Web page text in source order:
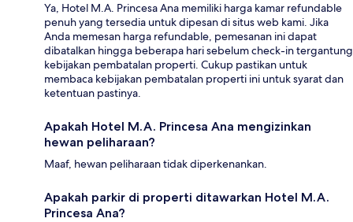
Ya, Hotel M.A. Princesa Ana memiliki harga kamar refundable
penuh yang tersedia untuk dipesan di situs web kami. Jika
Anda memesan harga refundable, pemesanan ini dapat
dibatalkan hingga beberapa hari sebelum check-in tergantung
kebijakan pembatalan properti. Cukup pastikan untuk
membaca kebijakan pembatalan properti ini untuk syarat dan
ketentuan pastinya.
Apakah Hotel M.A. Princesa Ana mengizinkan
hewan peliharaan?
Maaf, hewan peliharaan tidak diperkenankan.
Apakah parkir di properti ditawarkan Hotel M.A.
Princesa Ana?